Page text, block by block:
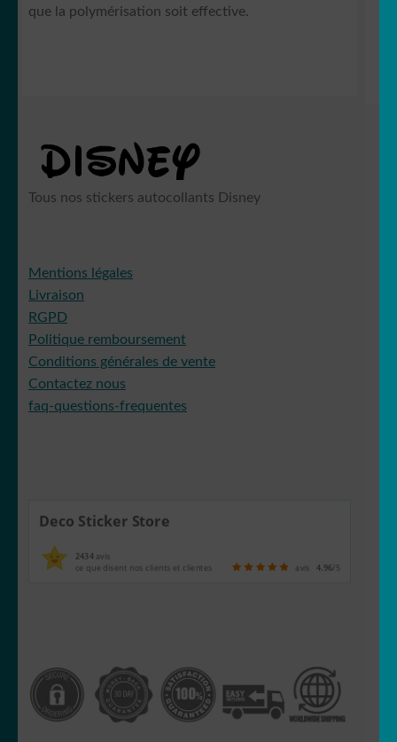
que la polymérisation soit effective.
Tous nos stickers autocollants Disney
Mentions légales
Livraison
RGPD
Politique remboursement
Conditions générales de vente
Contactez nous
faq-questions-frequentes
Deco Sticker Store
2434avis
ce que disent nos clients et clientes avis 4.96/5